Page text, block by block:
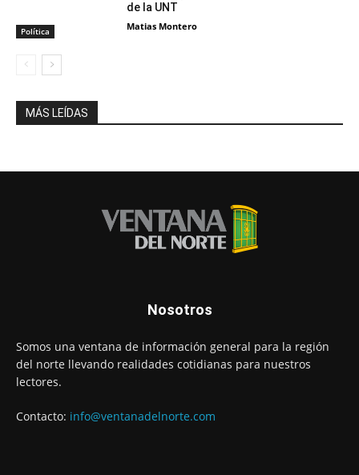
Política
de la UNT
Matias Montero
MÁS LEÍDAS
Nosotros
Somos una ventana de información general para la región
del norte llevando realidades cotidianas para nuestros
lectores.
Contacto: info@ventanadelnorte.com